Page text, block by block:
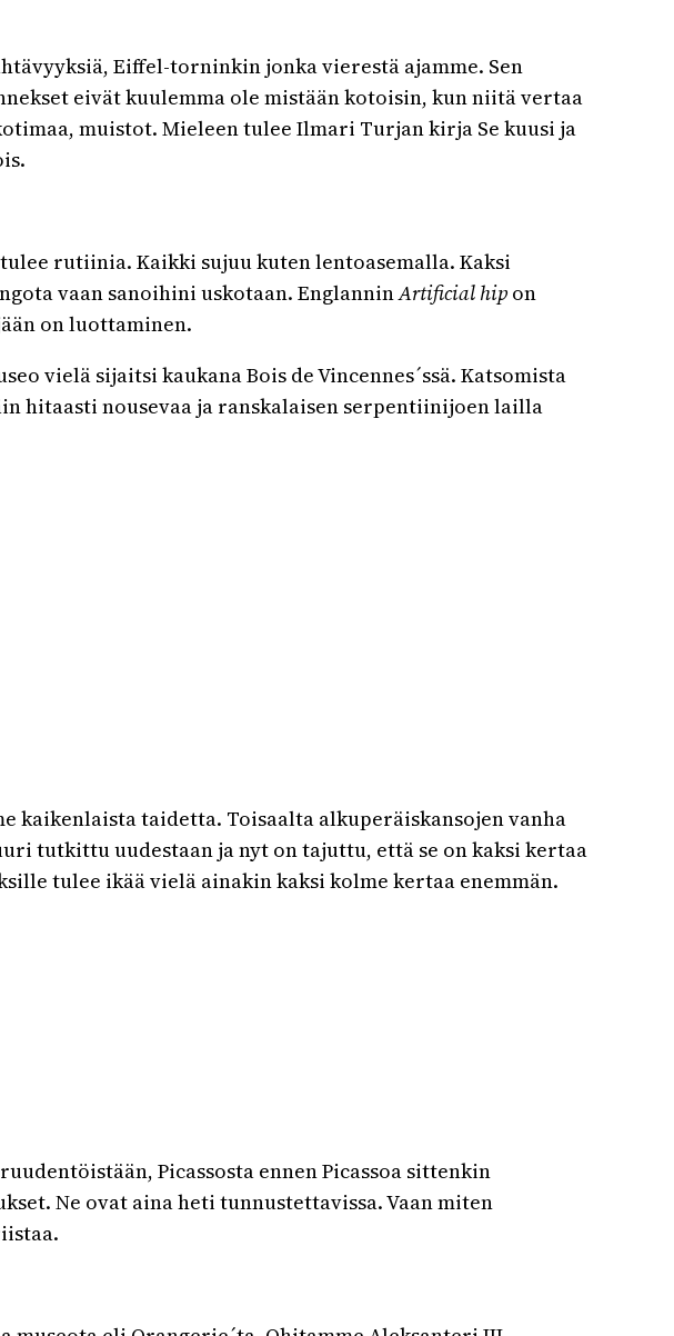
Eiffel-torninkin jonka vierestä ajamme. Sen
eivät kuulemma ole mistään kotoisin, kun niitä vertaa
muistot. Mieleen tulee Ilmari Turjan kirja Se kuusi ja
rutiinia. Kaikki sujuu kuten lentoasemalla. Kaksi
vaan sanoihini uskotaan. EnglanninArtificial hip on
on luottaminen.
vielä sijaitsi kaukana Bois de Vincennes´ssä. Katsomista
hitaasti nousevaa ja ranskalaisen serpentiinijoen lailla
taidetta. Toisaalta alkuperäiskansojen vanha
tutkittu uudestaan ja nyt on tajuttu, että se on kaksi kertaa
tulee ikää vielä ainakin kaksi kolme kertaa enemmän.
Picassosta ennen Picassoa sittenkin
Ne ovat aina heti tunnustettavissa. Vaan miten